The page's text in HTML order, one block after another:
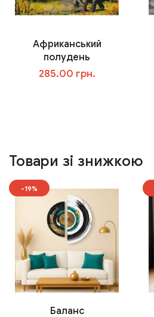
Африканський
полудень
285.00 грн.
Товари зі знижкою
-19%
Баланс